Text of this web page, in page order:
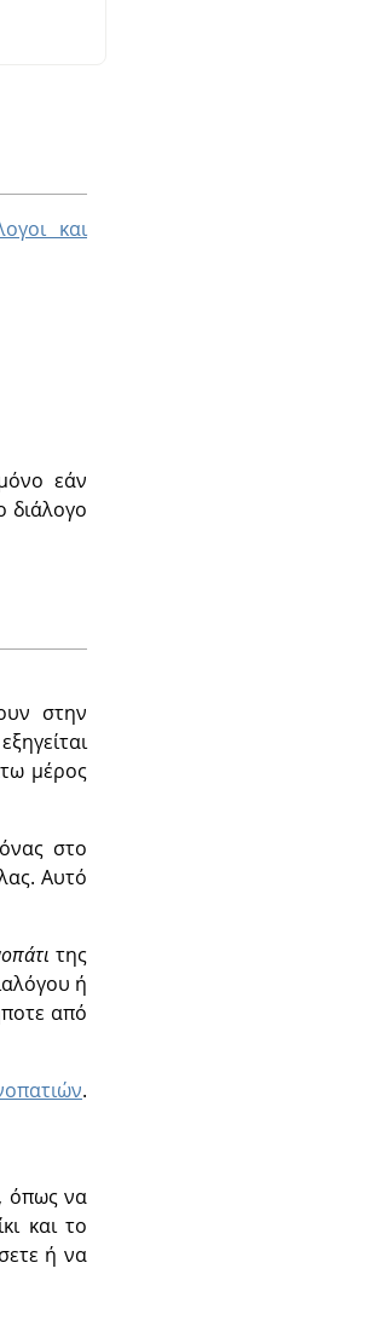
και
εάν
διάλογο
στην
μέρος
στο
Αυτό
της
ή
από
.
όπως να
και το
ή να